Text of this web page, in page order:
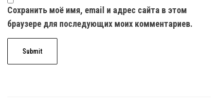
Сохранить моё имя, email и адрес сайта в этом
браузере для последующих моих комментариев.